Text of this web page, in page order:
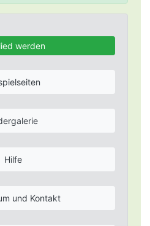
werden
Hilfe
und Kontakt